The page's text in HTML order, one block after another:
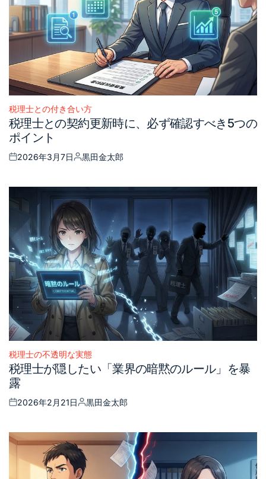
Posted
in
税理士との付き合い方
税理士との契約更新時に、必ず確認すべき5つの
ポイント
Posted
2026年3月7日
Posted
黒田金太郎
Posted
in
税理士の不透明な実態
税理士が隠したい「業界の暗黙のルール」を暴
露
Posted
2026年2月21日
Posted
黒田金太郎